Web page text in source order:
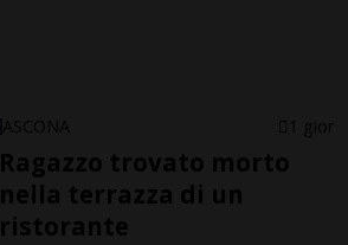
ASCONA 1 gior
Ragazzo trovato morto
nella terrazza di un
ristorante